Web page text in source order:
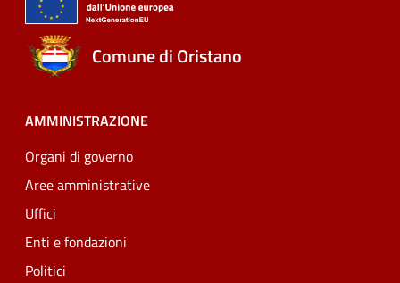
Comune di Oristano
AMMINISTRAZIONE
Organi di governo
Aree amministrative
Uffici
Enti e fondazioni
Politici